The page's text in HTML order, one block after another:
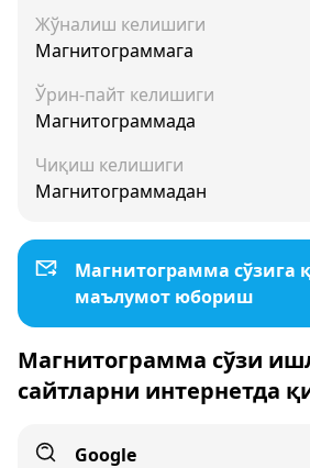
Жўналиш келишиги
Магнитограммага
Ўрин-пайт келишиги
Магнитограммада
Чиқиш келишиги
Магнитограммадан
Магнитограмма сўзига
маълумот юбориш
Магнитограмма сўзи
сайтларни интернетда
Google